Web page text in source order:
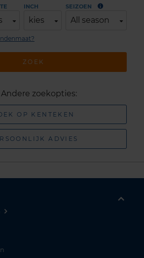
INCH
kies
SEIZOEN
All season
ZOEK
Andere zoekopties:
OP KENTEKEN
ADVIES